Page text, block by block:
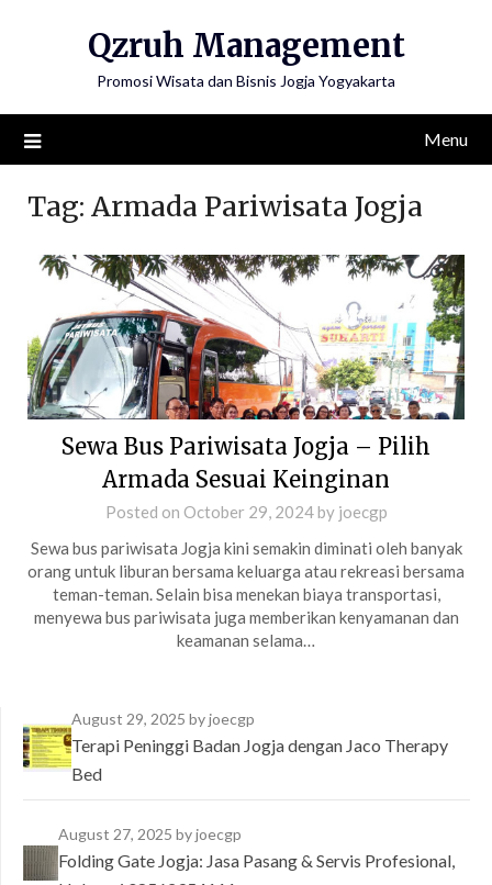
Qzruh Management
Promosi Wisata dan Bisnis Jogja Yogyakarta
Menu
Tag: Armada Pariwisata Jogja
Sewa Bus Pariwisata Jogja – Pilih
Armada Sesuai Keinginan
Posted on October 29, 2024by joecgp
Sewa bus pariwisata Jogja kini semakin diminati oleh banyak
orang untuk liburan bersama keluarga atau rekreasi bersama
teman-teman. Selain bisa menekan biaya transportasi,
menyewa bus pariwisata juga memberikan kenyamanan dan
keamanan selama…
August 29, 2025 by joecgp
Terapi Peninggi Badan Jogja dengan Jaco Therapy
Bed
August 27, 2025by joecgp
Folding Gate Jogja: Jasa Pasang & Servis Profesional,